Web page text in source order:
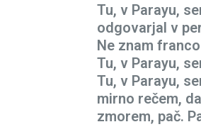
Tu, v Parayu,
odgovarjal v
Ne znam
Tu, v Parayu,
Tu, v Parayu,
mirno rečem,
zmorem, pač.